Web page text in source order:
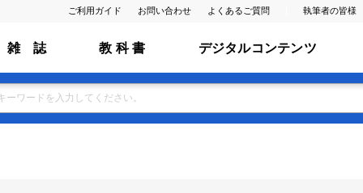
ご利用ガイド お問い合わせ よくあるご質問 執筆者の皆様
雑 誌 教 科 書 デジタルコンテンツ